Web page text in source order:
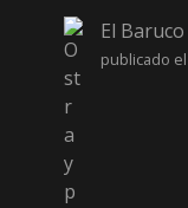
El
publicado